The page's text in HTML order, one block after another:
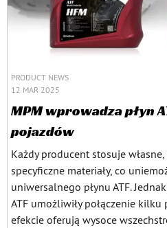
PRODUCT NEWS
12 MAR 2025
MPM wprowadza płyn
pojazdów
Każdy producent stosuje
specyficzne materiały, co
uniwersalnego płynu ATF.
ATF umożliwiły połączenie
efekcie oferują wysoce